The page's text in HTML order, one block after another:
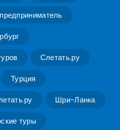
Слетать.ру
Турция
Шри-Ланка
туры